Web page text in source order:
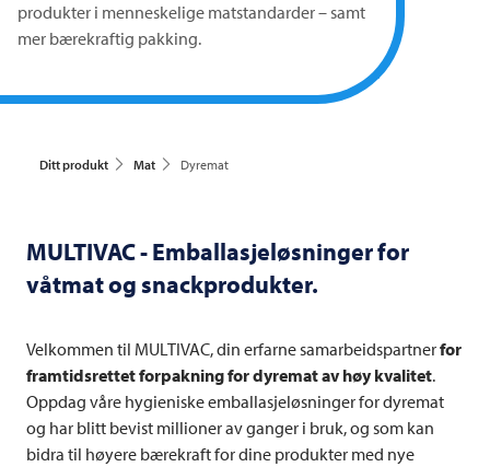
produkter i menneskelige matstandarder – samt
mer bærekraftig pakking.
Ditt produkt Mat Dyremat
MULTIVAC- Emballasjeløsninger for
våtmat og snackprodukter.
Velkommen til MULTIVAC, din erfarne samarbeidspartnerfor
framtidsrettet forpakning for dyremat av høy kvalitet.
Oppdag våre hygieniske emballasjeløsninger for dyremat
og har blitt bevist millioner av ganger i bruk, og som kan
bidra til høyere bærekraft for dine produkter med nye